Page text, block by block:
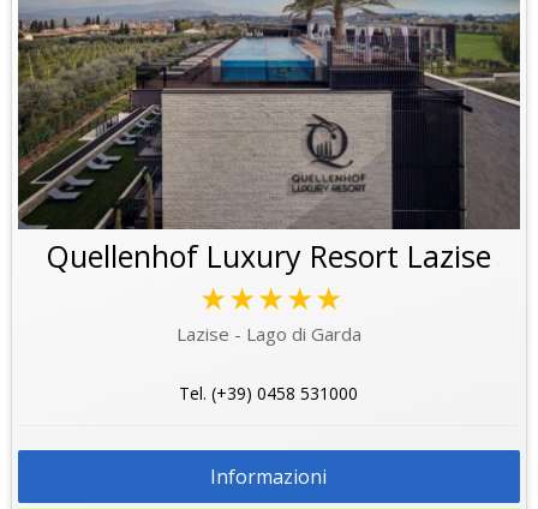
Quellenhof Luxury Resort Lazise
★★★★★
Lazise - Lago di Garda
Tel. (+39) 0458 531000
Informazioni